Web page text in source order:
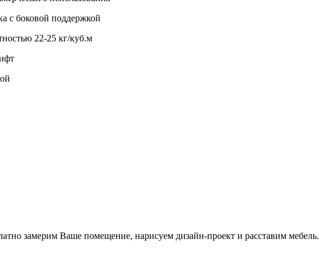
с боковой поддержкой
22-25 кг/куб.м
замерим Ваше помещение, нарисуем дизайн-проект и расставим мебель.